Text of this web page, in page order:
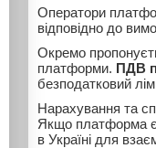
Оператори
відповідно до
Окремо
платформи. ПДВ
безподатковий
Нарахування та
Якщо платформа є
в Україні для